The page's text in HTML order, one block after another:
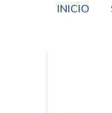
INICIO